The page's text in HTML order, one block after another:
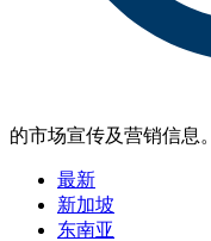
的市场宣传及营销信息。
最新
新加坡
东南亚